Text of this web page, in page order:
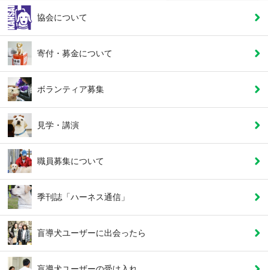
協会について
寄付・募金について
ボランティア募集
見学・講演
職員募集について
季刊誌「ハーネス通信」
盲導犬ユーザーに出会ったら